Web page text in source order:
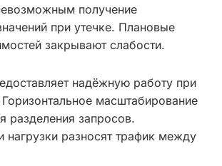
получение
при утечке. Плановые
закрывают слабости.
надёжную работу при
масштабирование
разделения запросов.
нагрузки разносят трафик между